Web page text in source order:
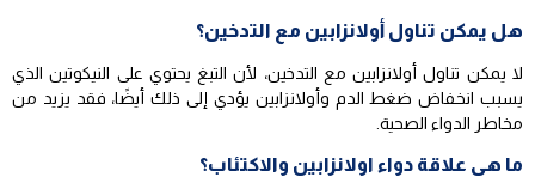
هل يمكن تناول أولانزابين مع التدخين؟
لا يمكن تناول أولانزابين مع التدخين، لأن التبغ يحتوي على النيكوتين الذي
يسبب انخفاض ضغط الدم وأولانزابين يؤدي إلى ذلك أيضًا، فقد يزيد من
مخاطر الدواء الصحية.
ما هي علاقة دواء اولانزابين والاكتئاب؟